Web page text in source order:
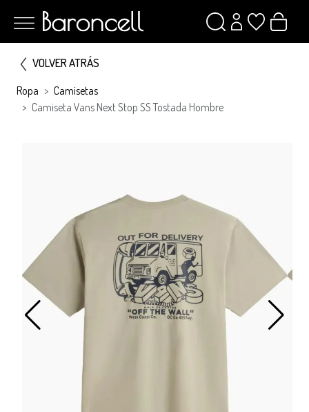
VOLVER ATRÁS
Ropa
Camisetas
Camiseta Vans Next Stop SS Tostada Hombre